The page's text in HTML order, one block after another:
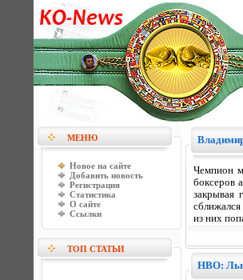
МЕНЮ
Новое на сайте
Добавить новость
Регистрация
Статистика
О сайте
Ссылки
ТОП СТАТЬИ
Чемпион
боксеров
закрывая
из них
НВО: